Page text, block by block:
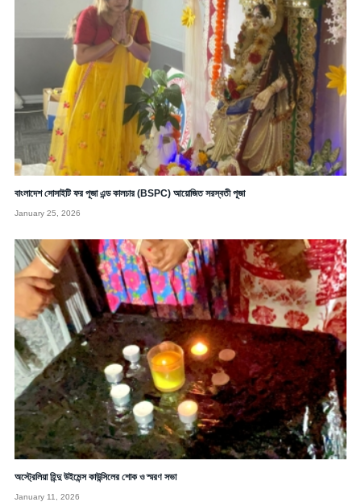
বাংলাদেশ সোসাইটি ফর পূজা এন্ড কালচার (BSPC) আয়োজিত সরস্বতী পূজা
January 25, 2026
অস্ট্রেলিয়া হিন্দু উইমেন্স কাউন্সিলের শোক ও স্মরণ সভা
January 11, 2026